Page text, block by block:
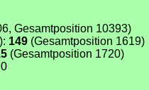
Gesamtposition 10393)
149(Gesamtposition 1619)
(Gesamtposition 1720)